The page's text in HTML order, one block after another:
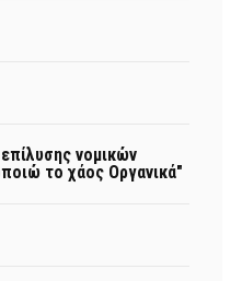
νομικών
το χάος Οργανικά"